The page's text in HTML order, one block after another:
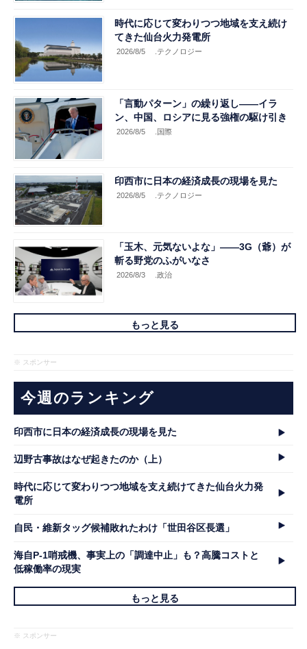
時代に応じて変わりつつ地域を支え続け
てきた仙台火力発電所
2026/8/5 .テクノロジー
「言動パターン」の繰り返し――イラ
ン、中国、ロシアに見る強権の駆け引き
2026/8/5 .国際
印西市に日本の経済成長の現場を見た
2026/8/5 .テクノロジー
「玉木、元気ないよな」――3G（爺）が
斬る野党のふがいなさ
2026/8/3 .政治
もっと見る
※ スポンサー
今週のランキング
印西市に日本の経済成長の現場を見た
辺野古事故はなぜ起きたのか（上）
時代に応じて変わりつつ地域を支え続けてきた仙台火力発
電所
自民・維新タッグ候補敗れたわけ「世田谷区長選」
海自P-1哨戒機、事実上の「調達中止」も？高騰コストと
低稼働率の現実
もっと見る
※ スポンサー